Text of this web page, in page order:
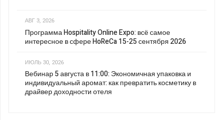
АВГ 3, 2026
Программа Hospitality Online Expo: всё самое
интересное в сфере HoReCa 15-25 сентября 2026
ИЮЛЬ 30, 2026
Вебинар 5 августа в 11:00: Экономичная упаковка и
индивидуальный аромат: как превратить косметику в
драйвер доходности отеля